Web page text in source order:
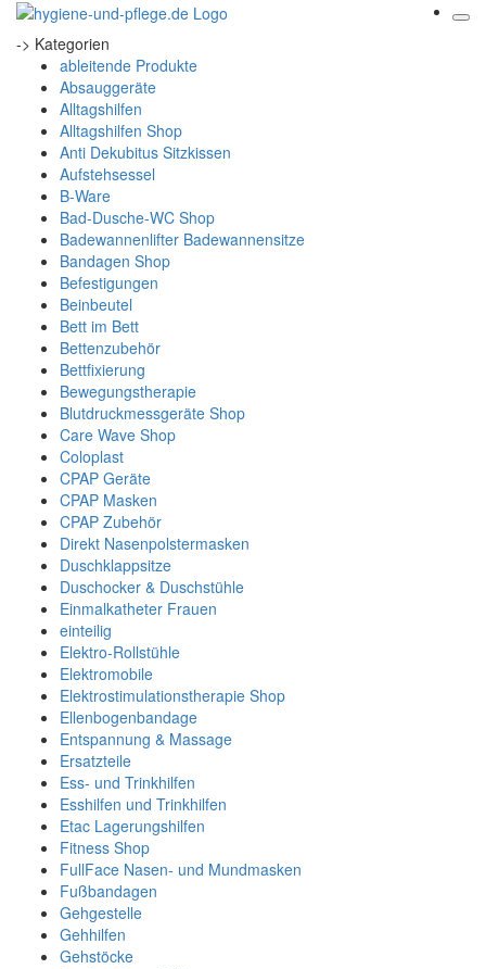
-> Kategorien
ableitende Produkte
Absauggeräte
Alltagshilfen
Alltagshilfen Shop
Anti Dekubitus Sitzkissen
Aufstehsessel
B-Ware
Bad-Dusche-WC Shop
Badewannenlifter Badewannensitze
Bandagen Shop
Befestigungen
Beinbeutel
Bett im Bett
Bettenzubehör
Bettfixierung
Bewegungstherapie
Blutdruckmessgeräte Shop
Care Wave Shop
Coloplast
CPAP Geräte
CPAP Masken
CPAP Zubehör
Direkt Nasenpolstermasken
Duschklappsitze
Duschocker & Duschstühle
Einmalkatheter Frauen
einteilig
Elektro-Rollstühle
Elektromobile
Elektrostimulationstherapie Shop
Ellenbogenbandage
Entspannung & Massage
Ersatzteile
Ess- und Trinkhilfen
Esshilfen und Trinkhilfen
Etac Lagerungshilfen
Fitness Shop
FullFace Nasen- und Mundmasken
Fußbandagen
Gehgestelle
Gehhilfen
Gehstöcke